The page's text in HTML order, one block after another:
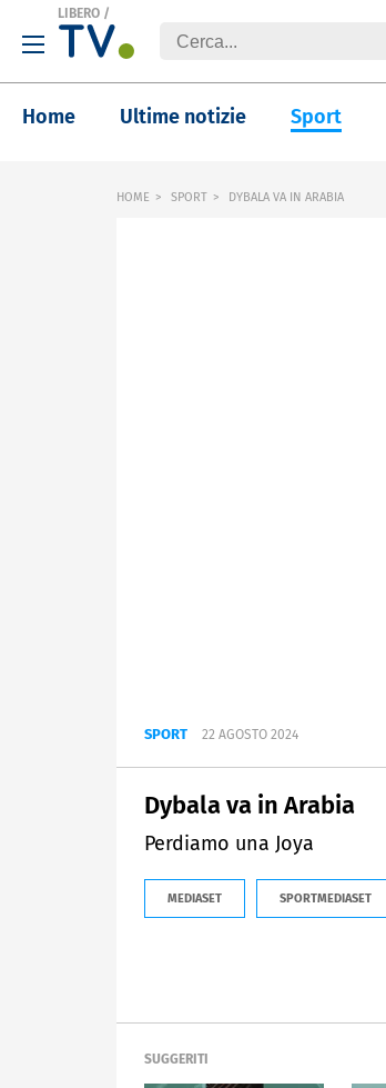
LIBERO /
Home Ultime notizie Sport
HOME SPORT DYBALA VA IN ARABIA
SPORT 22 AGOSTO 2024
Dybala va in Arabia
Perdiamo una Joya
MEDIASET SPORTMEDIASET
SUGGERITI